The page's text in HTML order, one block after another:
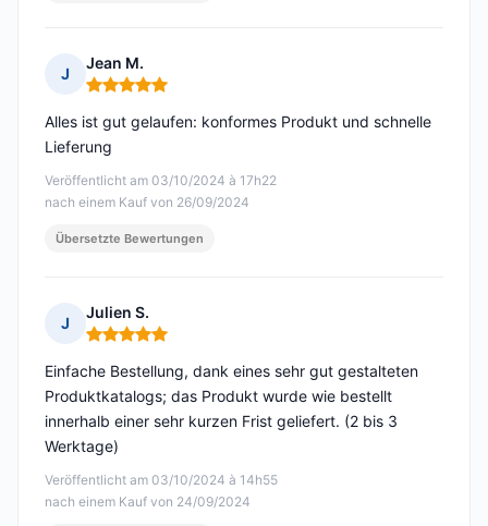
J
Jean M.
Hinweis: 5 von 5
Veröffentlicht am 03/10/2024 à 17h22
nach einem Kauf von 26/09/2024
Alles ist gut gelaufen: konformes Produkt und schnelle
Lieferung
Übersetzte Bewertungen
J
Julien S.
Hinweis: 5 von 5
Veröffentlicht am 03/10/2024 à 14h55
nach einem Kauf von 24/09/2024
Einfache Bestellung, dank eines sehr gut gestalteten
Produktkatalogs; das Produkt wurde wie bestellt
innerhalb einer sehr kurzen Frist geliefert. (2 bis 3
Werktage)